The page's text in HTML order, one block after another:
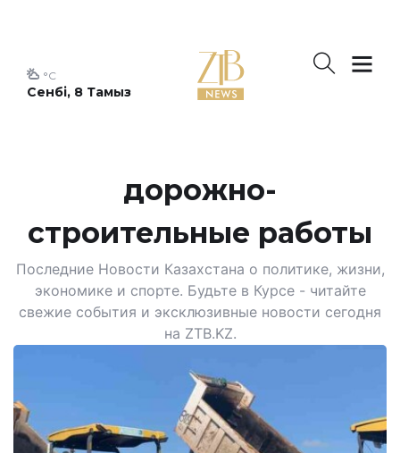
Сенбі, 8 Тамыз
°C
дорожно-
строительные работы
Последние Новости Казахстана о политике, жизни,
экономике и спорте. Будьте в Курсе - читайте
свежие события и эксклюзивные новости сегодня
на ZTB.KZ.